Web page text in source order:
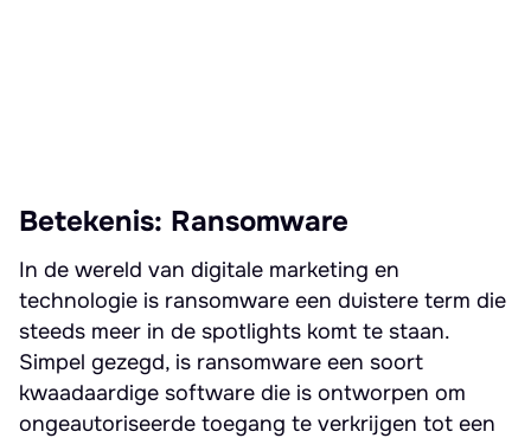
Betekenis: Ransomware
In de wereld van digitale marketing en
technologie is ransomware een duistere term die
steeds meer in de spotlights komt te staan.
Simpel gezegd, is ransomware een soort
kwaadaardige software die is ontworpen om
ongeautoriseerde toegang te verkrijgen tot een